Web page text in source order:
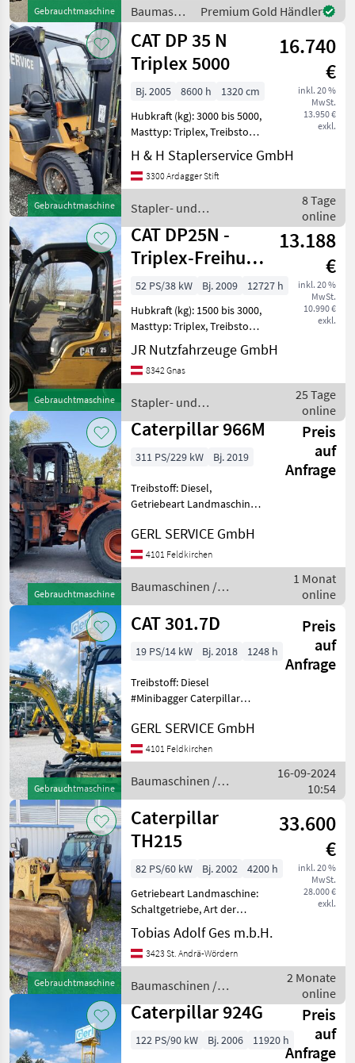
Landtechnik
306
Bautechnik
254
Kommunaltechnik
14
Forsttechnik
9
Sonstiges
3
MARKTPLATZ
Marktplatz Händlerangebote Kleinanzeigen
Gebrauchtmaschine
Baumaschinen
/
Caterpillar
Premium Gold Händler
Gebrauchtmaschine
CAT DP 35 N
Triplex 5000
16.740
€
inkl. 20 %
MwSt.
13.950 €
exkl.
Bj. 2005 8600 h
1320 cm
Hubkraft (kg): 3000 bis 5000,
Masttyp: Triplex, Treibstoff:
Diesel Bauart: Frontstapler
/ Dieselstapler, Tragkraft:
3500kg, Hubhöhe: 5000mm,
Freihub:
H & H Staplerservice GmbH
3300 Ardagger Stift
Stapler- und
Lagertechnik / CAT
8 Tage
online
Gebrauchtmaschine
CAT DP25N -
Triplex-Freihub
5,6m +
Seitenschieber
13.188
€
inkl. 20 %
MwSt.
10.990 €
exkl.
52 PS/38 kW Bj. 2009
12727 h
Hubkraft (kg): 1500 bis 3000,
Masttyp: Triplex, Treibstoff:
Diesel Bauart: Frontstapler
/ Dieselstapler, Tragkraft:
2500kg, Hubhöhe: 5600mm,
Bereifung
JR Nutzfahrzeuge GmbH
8342 Gnas
Stapler- und
Lagertechnik / CAT
25 Tage
online
Gebrauchtmaschine
Caterpillar 966M
Preis
auf
Anfrage
311 PS/229 kW Bj. 2019
Treibstoff: Diesel,
Getriebeart Landmaschine:
Zugmaul #Radlader
Caterpillar 966M
Baujahr.............2019
S/N.................CAT0966MPEJA0
GERL SERVICE GmbH
4101 Feldkirchen
Baumaschinen /
Caterpillar
1 Monat
online
Gebrauchtmaschine
CAT 301.7D
Preis
auf
Anfrage
19 PS/14 kW Bj. 2018 1248 h
Treibstoff: Diesel
#Minibagger Caterpillar
S/N.................Cat3017DVLJH06158
Stundenzähler.......1248
Motor...............13,
GERL SERVICE GmbH
4101 Feldkirchen
Baumaschinen /
CAT
16-09-2024
10:54
Gebrauchtmaschine
Caterpillar
TH215
33.600
€
inkl. 20 %
MwSt.
28.000 €
exkl.
82 PS/60 kW Bj. 2002
4200 h
Getriebeart Landmaschine:
Schaltgetriebe, Art der
Lenkung: 2-Rad, Treibstoff:
Diesel,
Höchstgeschwindigkeit in
steht ein Caterpillar TH215
Tel
Tobias Adolf Ges m.b.H.
3423 St. Andrä-Wördern
Baumaschinen /
Caterpillar
2 Monate
online
Caterpillar 924G
Preis
auf
Anfrage
122 PS/90 kW Bj. 2006 11920 h